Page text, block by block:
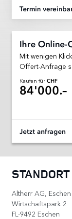
Termin
Ihre
Mit wenigen
Offert-Anfrage
Kaufen für CHF
84'000.–
Jetzt anfragen
STANDORT
Altherr AG, Eschen
Wirtschaftspark 2
FL-9492 Eschen